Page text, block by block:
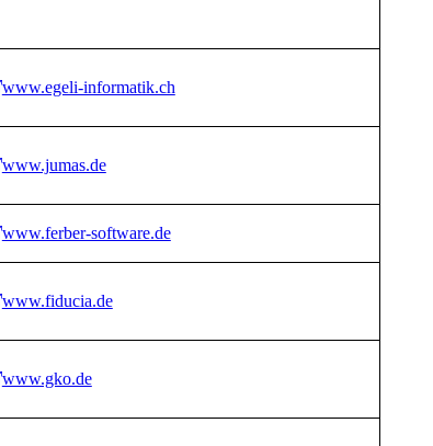
www.egeli-informatik.ch
www.jumas.de
www.ferber-software.de
www.fiducia.de
www.gko.de